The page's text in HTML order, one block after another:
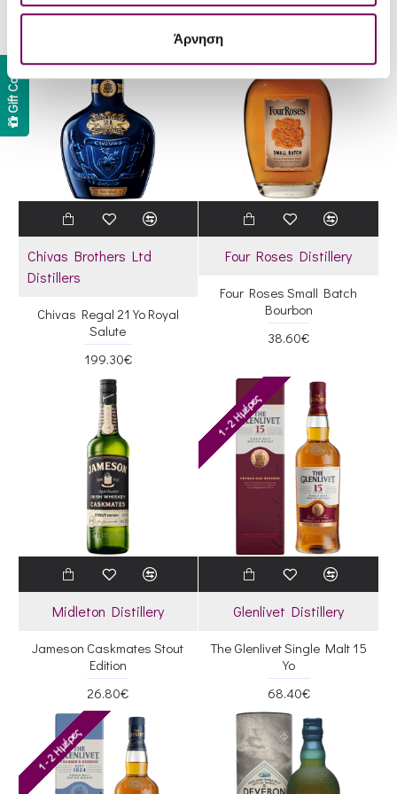
Άρνηση
37.30€
Chivas Brothers Ltd
Distillers
Chivas Regal 21 Υο Royal
Salute
199.30€
Four Roses Distillery
Four Roses Small Batch
Bourbon
38.60€
Midleton Distillery
Jameson Caskmates Stout
Edition
26.80€
1 - 2 Ημέρες
Glenlivet Distillery
The Glenlivet Single Malt 15
Yo
68.40€
1 - 2 Ημέρες
Gift Card